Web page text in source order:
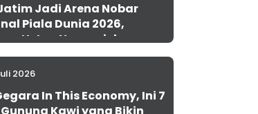
Jatim Jadi Arena Nobar
Piala Dunia 2026,
Uston Nawawi dan
Gratis untuk 1.000 Warga
2026
In This Economy, Ini 7